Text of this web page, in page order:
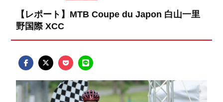
【レポート】MTB Coupe du Japon 白山一里
野国際 XCC